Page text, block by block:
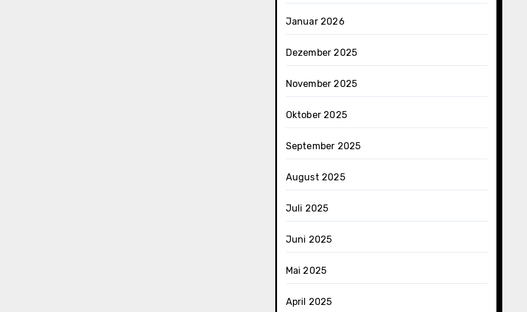
Januar 2026
Dezember 2025
November 2025
Oktober 2025
September 2025
August 2025
Juli 2025
Juni 2025
Mai 2025
April 2025